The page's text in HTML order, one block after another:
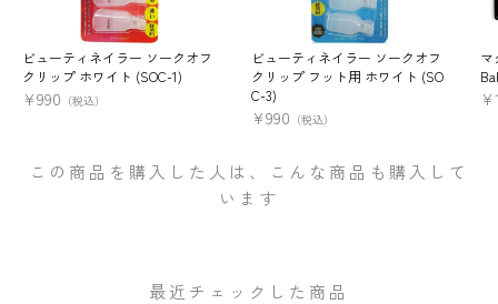
ビューティネイラー ソークオフ
クリップ ホワイト (SOC-1)
¥990 （税込）
ビューティネイラー ソークオフ
クリップ フット用 ホワイト (SO
C-3)
¥990 （税込）
マ
¥
この商品を購入した人は、こんな商品も購入して
います
最近チェックした商品